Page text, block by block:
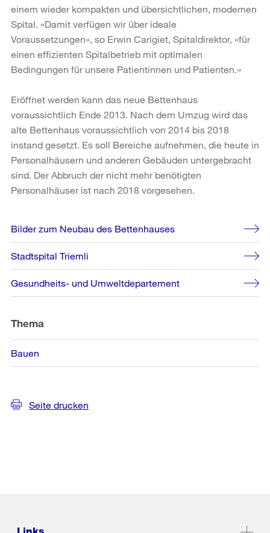
einem wieder kompakten und übersichtlichen, modernen
Spital. «Damit verfügen wir über ideale
Voraussetzungen», so Erwin Carigiet, Spitaldirektor, «für
einen effizienten Spitalbetrieb mit optimalen
Bedingungen für unsere Patientinnen und Patienten.»
Eröffnet werden kann das neue Bettenhaus
voraussichtlich Ende 2013. Nach dem Umzug wird das
alte Bettenhaus voraussichtlich von 2014 bis 2018
instand gesetzt. Es soll Bereiche aufnehmen, die heute in
Personalhäusern und anderen Gebäuden untergebracht
sind. Der Abbruch der nicht mehr benötigten
Personalhäuser ist nach 2018 vorgesehen.
Weitere
Informationen
Bilder zum Neubau des Bettenhauses
Stadtspital Triemli
Gesundheits- und Umweltdepartement
Thema
Bauen
Seite drucken